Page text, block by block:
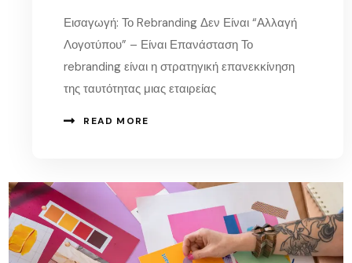
Εισαγωγή: Το Rebranding Δεν Είναι “Αλλαγή
Λογοτύπου” – Είναι Επανάσταση Το
rebranding είναι η στρατηγική επανεκκίνηση
της ταυτότητας μιας εταιρείας
READ MORE